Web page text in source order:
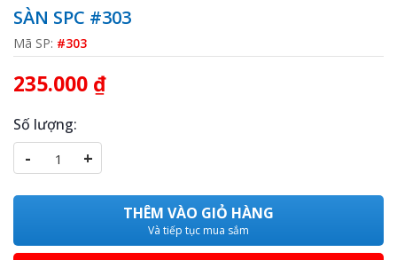
SÀN SPC #303
Mã SP: #303
235.000 ₫
Số lượng:
- +
THÊM VÀO GIỎ HÀNG
Và tiếp tục mua sắm